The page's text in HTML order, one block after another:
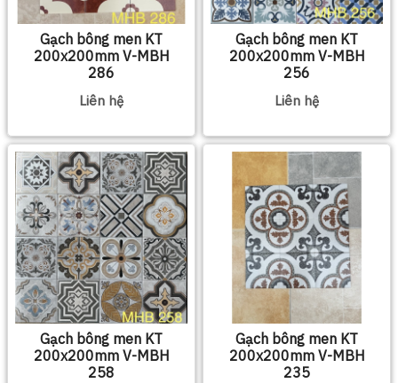
Gạch bông men KT
200x200mm V-MBH
286
Liên hệ
Gạch bông men KT
200x200mm V-MBH
256
Liên hệ
Gạch bông men KT
200x200mm V-MBH
258
Gạch bông men KT
200x200mm V-MBH
235